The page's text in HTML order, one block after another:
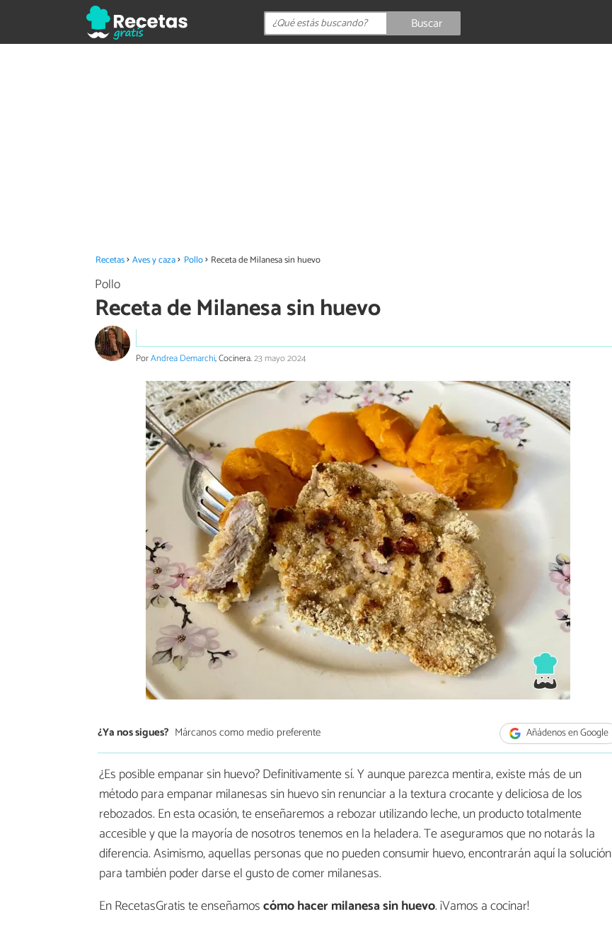
Buscar
Recetas Aves y caza Pollo Receta de Milanesa sin huevo
Pollo
Receta de Milanesa sin huevo
PorAndrea Demarchi, Cocinera.23 mayo 2024
¿Ya nos sigues? Márcanos como medio preferente Añádenos en Google
¿Es posible empanar sin huevo? Definitivamente sí. Y aunque parezca mentira, existe más de un
método para empanar milanesas sin huevo sin renunciar a la textura crocante y deliciosa de los
rebozados. En esta ocasión, te enseñaremos a rebozar utilizando leche, un producto totalmente
accesible y que la mayoría de nosotros tenemos en la heladera. Te aseguramos que no notarás la
diferencia. Asimismo, aquellas personas que no pueden consumir huevo, encontrarán aquí la solución
para también poder darse el gusto de comer milanesas.
En RecetasGratis te enseñamoscómo hacermilanesa sin huevo. ¡Vamos a cocinar!